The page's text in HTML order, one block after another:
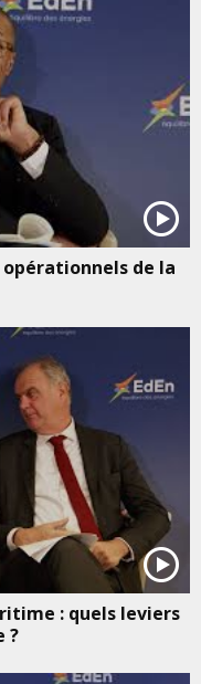
de la
: quels leviers
?